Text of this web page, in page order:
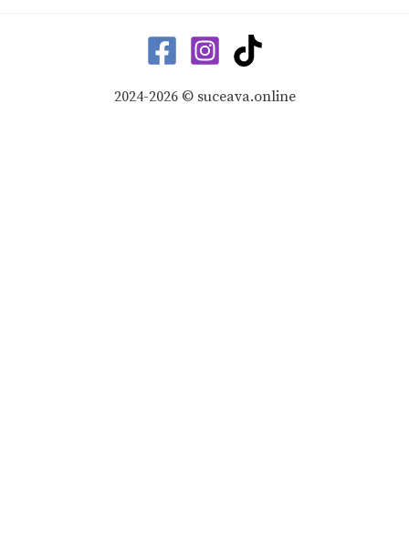
2024-2026 © suceava.online